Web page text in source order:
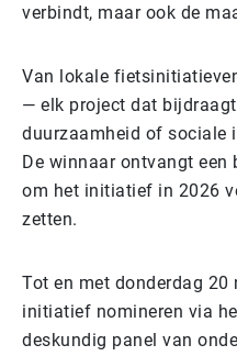
verbindt, maar ook de
Van lokale
— elk project dat
duurzaamheid of sociale
De winnaar ontvangt een
om het initiatief in 2026
zetten.
Tot en met donderdag 20
initiatief nomineren via
deskundig panel van